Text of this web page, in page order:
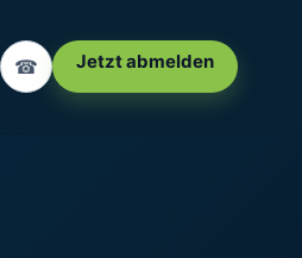
☎ Jetzt abmelden